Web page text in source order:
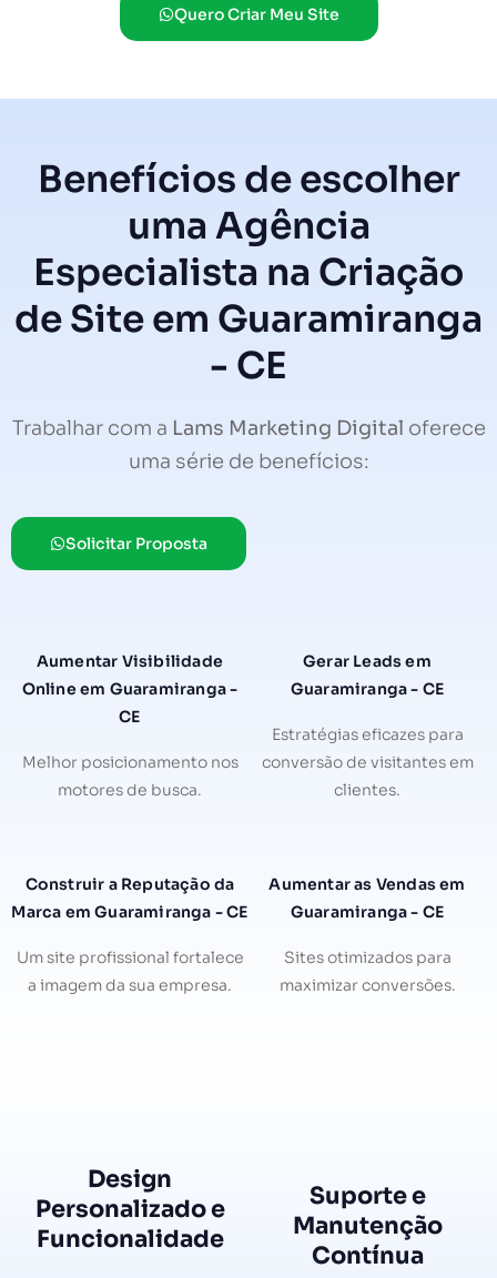
Quero Criar Meu Site
Benefícios de escolher
uma Agência
Especialista na Criação
de Site em Guaramiranga
- CE
Trabalhar com a Lams Marketing Digital oferece
uma série de benefícios:
Solicitar Proposta
Aumentar Visibilidade
Online em Guaramiranga -
CE
Melhor posicionamento nos
motores de busca.
Gerar Leads em
Guaramiranga - CE
Estratégias eficazes para
conversão de visitantes em
clientes.
Construir a Reputação da
Marca em Guaramiranga - CE
Um site profissional fortalece
a imagem da sua empresa.
Aumentar as Vendas em
Guaramiranga - CE
Sites otimizados para
maximizar conversões.
Design
Personalizado e
Funcionalidade
Suporte e
Manutenção
Contínua